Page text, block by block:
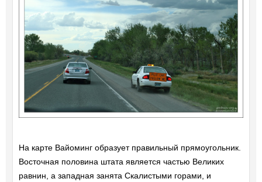
На карте Вайоминг образует правильный прямоугольник.
Восточная половина штата является частью Великих
равнин, а западная занята Скалистыми горами, и